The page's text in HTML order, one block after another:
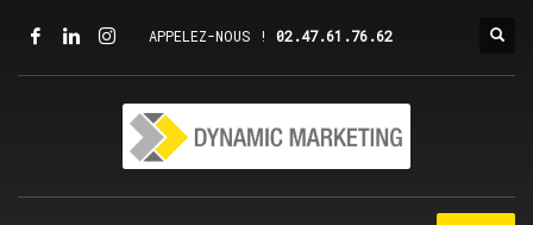
APPELEZ-NOUS ! 02.47.61.76.62